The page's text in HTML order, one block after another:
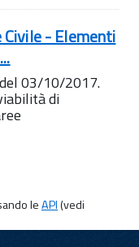
- Elementi
03/10/2017.
di
leAPI(vedi